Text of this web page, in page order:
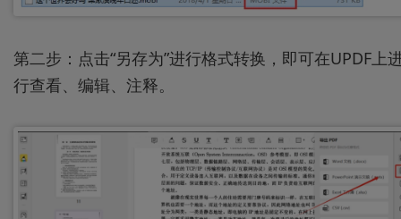
第二步：点击“另存为”进行格式转换，即可在UPDF上
行查看、编辑、注释。